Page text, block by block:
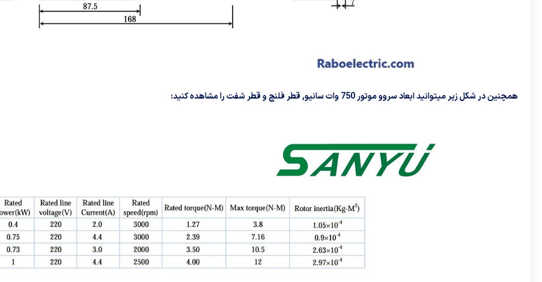
همچنین در شکل زیر میتوانید ابعاد سروو موتور 750 وات سانیو, قطر فلنچ و قطر شفت را مشاهده کنید: